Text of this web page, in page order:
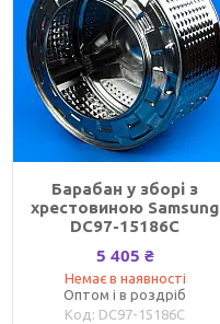
Барабан у зборі з
хрестовиною Samsung
DC97-15186C
5 405 ₴
Немає в наявності
Оптом і в роздріб
DC97-15186C